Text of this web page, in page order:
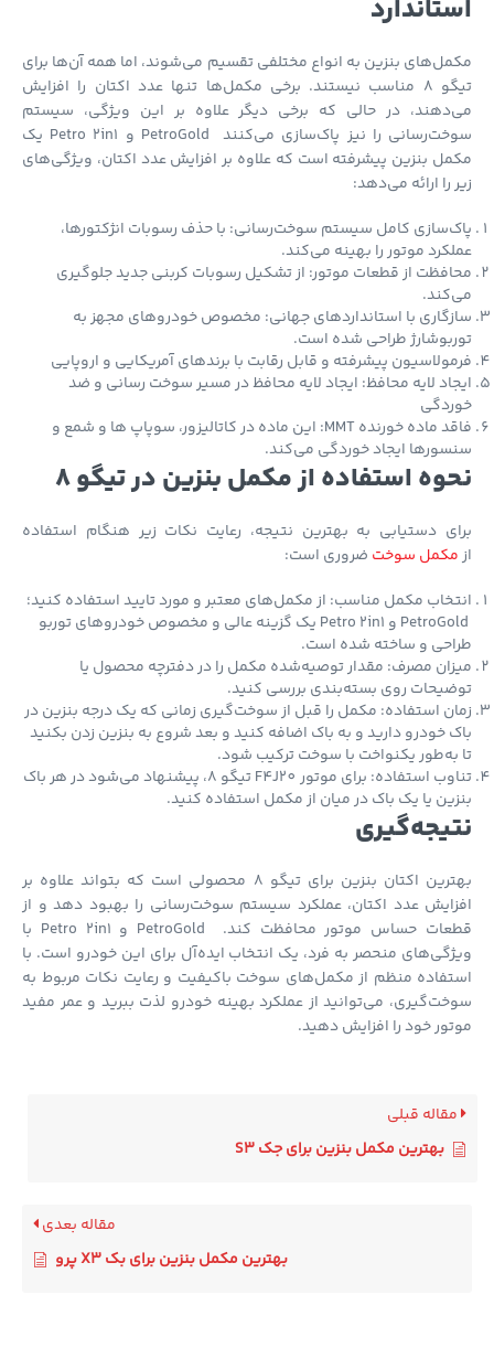
بنزین به انواع مختلفی تقسیم می‌شوند، اما همه آن‌ها برای
تیگو 8 مناسب نیستند. برخی مکمل‌ها تنها عدد اکتان را افزایش
در حالی که برخی دیگر علاوه بر این ویژگی، سیستم
سوخت‌رسانی را نیز پاک‌سازی می‌کنند PetroGold و Petro 2in1 یک
بنزین پیشرفته است که علاوه بر افزایش عدد اکتان، ویژگی‌های
را ارائه می‌دهد:
کامل سیستم سوخت‌رسانی: با حذف رسوبات انژکتورها،
موتور را بهینه می‌کند.
از قطعات موتور: از تشکیل رسوبات کربنی جدید جلوگیری
با استانداردهای جهانی: مخصوص خودروهای مجهز به
طراحی شده است.
پیشرفته و قابل رقابت با برندهای آمریکایی و اروپایی
لایه محافظ: ایجاد لایه محافظ در مسیر سوخت رسانی و ضد
فاقد ماده خورنده MMT: این ماده در کاتالیزور، سوپاپ ها و شمع و
ایجاد خوردگی می‌کند.
استفاده از مکمل بنزین در تیگو 8
دستیابی به بهترین نتیجه، رعایت نکات زیر هنگام استفاده
سوختضروری است:
مکمل مناسب: از مکمل‌های معتبر و مورد تایید استفاده کنید؛
PetroGold و Petro 2in1 یک گزینه عالی و مخصوص خودروهای توربو
و ساخته شده است.
مصرف: مقدار توصیه‌شده مکمل را در دفترچه محصول یا
روی بسته‌بندی بررسی کنید.
استفاده: مکمل را قبل از سوخت‌گیری زمانی که یک درجه بنزین در
خودرو دارید و به باک اضافه کنید و بعد شروع به بنزین زدن بکنید
به‌طور یکنواخت با سوخت ترکیب شود.
تناوب استفاده: برای موتور F4J20 تیگو 8، پیشنهاد می‌شود در هر باک
یا یک باک در میان از مکمل استفاده کنید.
بهترین اکتان بنزین برای تیگو 8 محصولی است که بتواند علاوه بر
عدد اکتان، عملکرد سیستم سوخت‌رسانی را بهبود دهد و از
قطعات حساس موتور محافظت کند. PetroGold و Petro 2in1 با
منحصر به فرد، یک انتخاب ایده‌آل برای این خودرو است. با
منظم از مکمل‌های سوخت باکیفیت و رعایت نکات مربوط به
می‌توانید از عملکرد بهینه خودرو لذت ببرید و عمر مفید
خود را افزایش دهید.
قبلی
بهترین مکمل بنزین برای جک S3
مقاله بعدی
بهترین مکمل بنزین برای بک X3 پرو